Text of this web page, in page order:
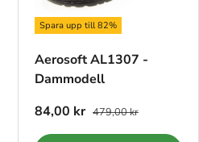
Spara upp till 82%
Aerosoft AL1307 -
Dammodell
84,00 kr 479,00 kr